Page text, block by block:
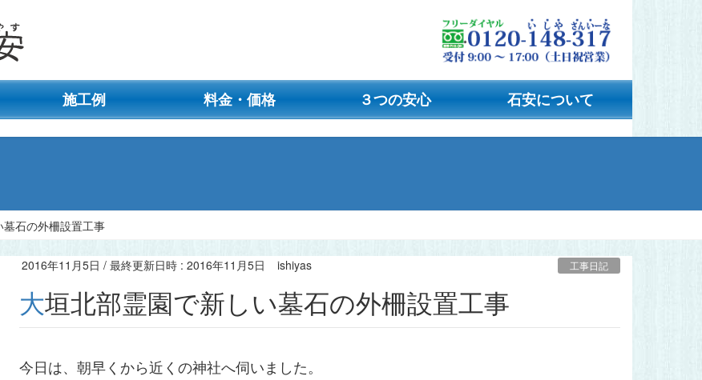
施工例 料金・価格 ３つの安心 石安について
石の外柵設置工事
2016年11月5日 / 最終更新日時 : 2016年11月5日 ishiyas 工事日記
大垣北部霊園で新しい墓石の外柵設置工事
今日は、朝早くから近くの神社へ伺いました。